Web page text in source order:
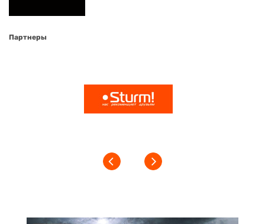
Партнеры